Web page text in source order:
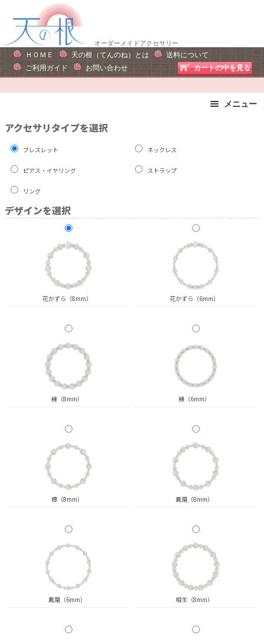
ー
ョ
ン
ス
ン
へ
ス
ッ
オーダーメイドアクセサリー
ＨＯＭＥ 天の根（てんのね）とは
送料について
ご利用ガイド
お問い合わせ カートの中を見る
メニュー
ブレスレット
誕生石で選ぶ
色で選ぶ
干支石で選ぶ
石の名前で選ぶ
アクセサリタイプを選択
ブレスレット ネックレス
ピアス・イヤリング ストラップ
リング
デザインを選択
花かずら（8mm） 花かずら（6mm）
縁（8mm） 縁（6mm）
標（8mm） 鳳凰（8mm）
鳳凰（6mm） 相生（8mm）